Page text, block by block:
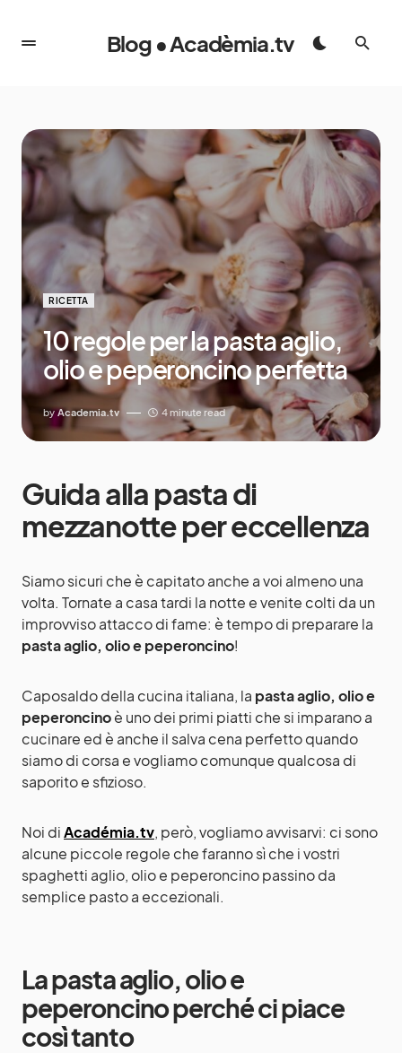
Blog • Acadèmia.tv
RICETTA
10 regole per la pasta aglio,
olio e peperoncino perfetta
by Academia.tv 4 minute read
Guida alla pasta di
mezzanotte per eccellenza
Siamo sicuri che è capitato anche a voi almeno una
volta. Tornate a casa tardi la notte e venite colti da un
improvviso attacco di fame: è tempo di preparare la
pasta aglio, olio e peperoncino!
Caposaldo della cucina italiana, la pasta aglio, olio e
peperoncinoè uno dei primi piatti che si imparano a
cucinare ed è anche il salva cena perfetto quando
siamo di corsa e vogliamo comunque qualcosa di
saporito e sfizioso.
Noi diAcadémia.tv, però, vogliamo avvisarvi: ci sono
alcune piccole regole che faranno sì che i vostri
spaghetti aglio, olio e peperoncino passino da
semplice pasto a eccezionali.
La pasta aglio, olio e
peperoncino perché ci piace
così tanto